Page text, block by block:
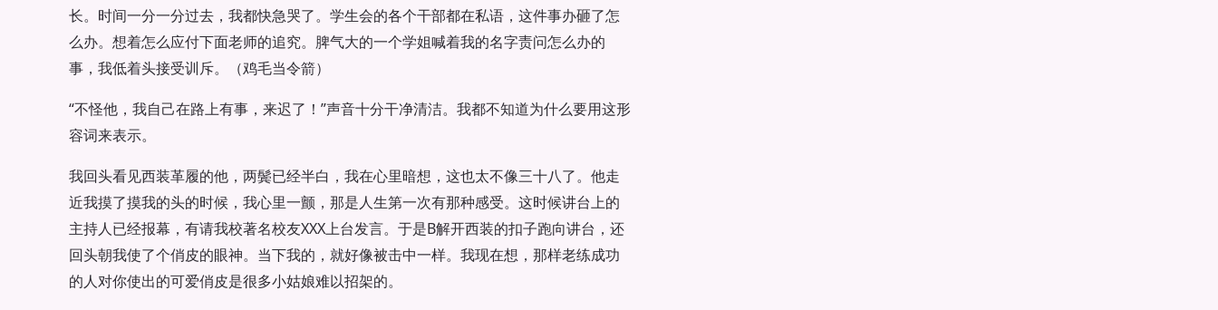
长。时间一分一分过去，我都快急哭了。学生会的各个干部都在私语，这件事办砸了怎
么办。想着怎么应付下面老师的追究。脾气大的一个学姐喊着我的名字责问怎么办的
事，我低着头接受训斥。（鸡毛当令箭）
“不怪他，我自己在路上有事，来迟了！”声音十分干净清洁。我都不知道为什么要用这形
容词来表示。
我回头看见西装革履的他，两鬓已经半白，我在心里暗想，这也太不像三十八了。他走
近我摸了摸我的头的时候，我心里一颤，那是人生第一次有那种感受。这时候讲台上的
主持人已经报幕，有请我校著名校友XXX上台发言。于是B解开西装的扣子跑向讲台，还
回头朝我使了个俏皮的眼神。当下我的，就好像被击中一样。我现在想，那样老练成功
的人对你使出的可爱俏皮是很多小姑娘难以招架的。